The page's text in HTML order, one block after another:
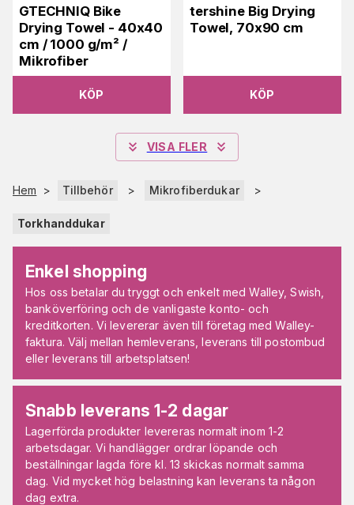
GTECHNIQ Bike
Drying Towel - 40x40
cm / 1000 g/m² /
Mikrofiber
KÖP
tershine Big Drying
Towel, 70x90 cm
KÖP
VISA FLER
Hem > Tillbehör > Mikrofiberdukar >
Torkhanddukar
Enkel shopping
Hos oss betalar du tryggt och enkelt med Walley, Swish,
banköverföring och de vanligaste konto- och
kreditkorten. Vi levererar även till företag med Walley-
faktura. Välj mellan hemleverans, leverans till postombud
eller leverans till arbetsplatsen!
Snabb leverans 1-2 dagar
Lagerförda produkter levereras normalt inom 1-2
arbetsdagar. Vi handlägger ordrar löpande och
beställningar lagda före kl. 13 skickas normalt samma
dag. Vid mycket hög belastning kan leverans ta någon
dag extra.